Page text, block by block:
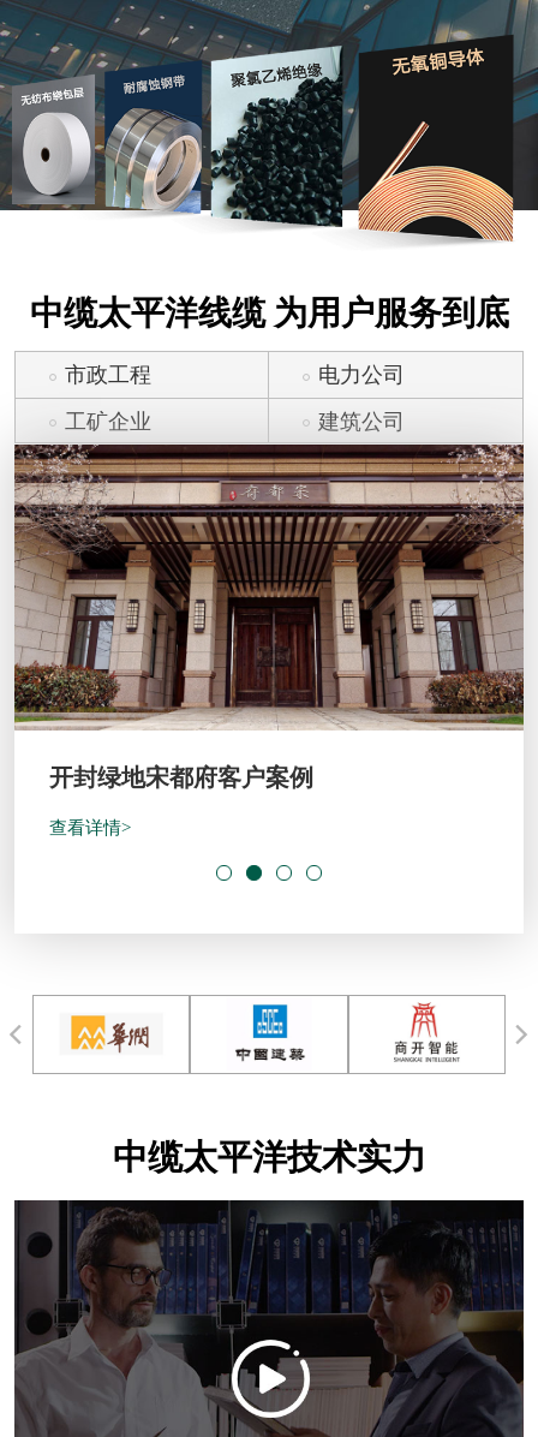
中缆太平洋线缆 为用户服务到底
市政工程
电力公司
工矿企业
建筑公司
开封绿地宋都府客户案例
查看详情>
中缆太平洋技术实力